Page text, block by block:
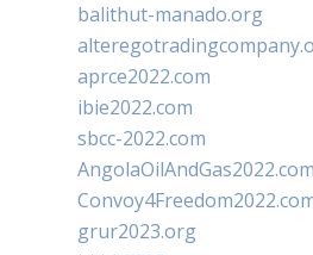
balithut-manado.org
aprce2022.com
ibie2022.com
sbcc-2022.com
AngolaOilAndGas2022.com
grur2023.org